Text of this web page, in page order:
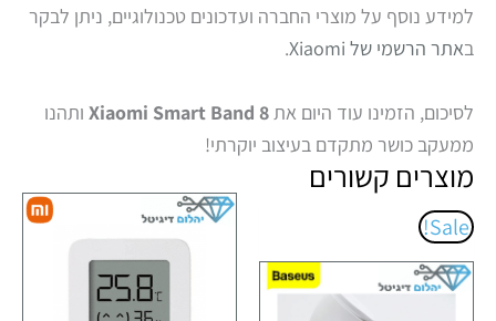
למידע נוסף על מוצרי החברה ועדכונים טכנולוגיים, ניתן לבקר
באתר הרשמי של Xiaomi .
לסיכום, הזמינו עוד היום את Xiaomi Smart Band 8 ותהנו
ממעקב כושר מתקדם בעיצוב יוקרתי!
מוצרים קשורים
Sale!
היה:
₪101.00.
הוא:
₪89.00.